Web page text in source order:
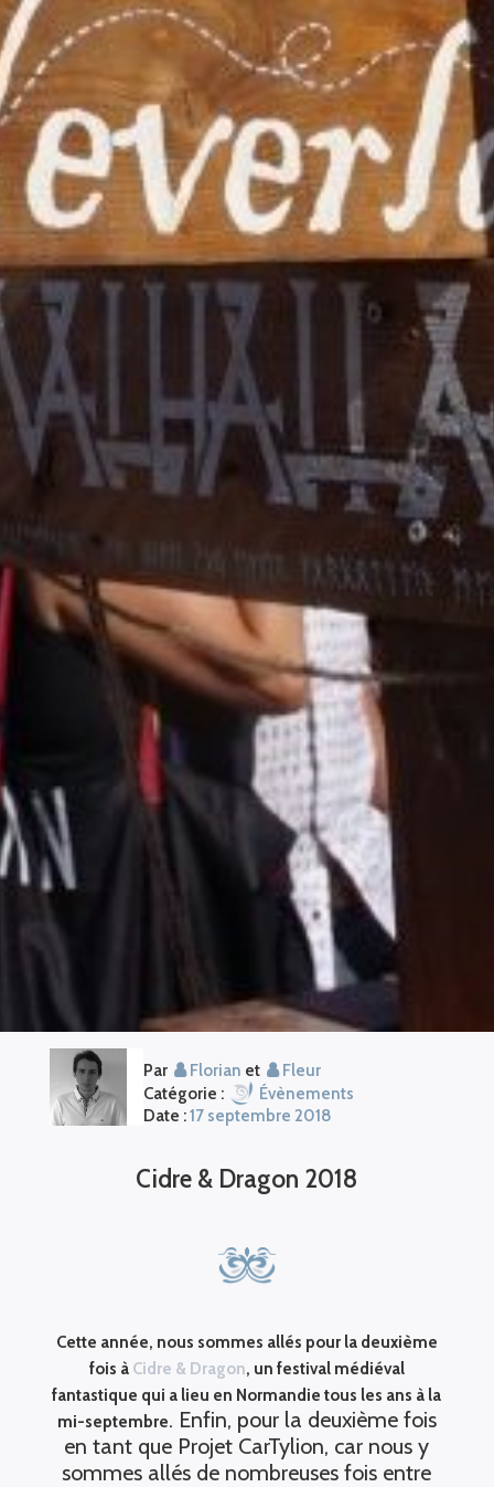
Par Florian et
Fleur
Catégorie :
Évènements
Date :17 septembre 2018
Cidre & Dragon 2018
Cette année, nous sommes allés pour la deuxième
fois à Cidre & Dragon, un festival médiéval
fantastique qui a lieu en Normandie tous les ans à la
mi-septembre. Enfin, pour la deuxième fois
en tant que Projet CarTylion, car nous y
sommes allés de nombreuses fois entre